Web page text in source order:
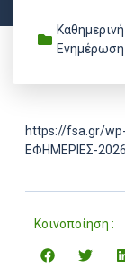
Ενημέρωση
https://fsa.gr/
ΕΦΗΜΕΡΙΕΣ-
Κοινοποίηση :